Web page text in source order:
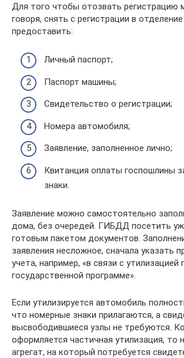
Для того чтобы отозвать регистрацию
говоря, снять с регистрации в
предоставить:
Личный паспорт;
Паспорт машины;
Свидетельство о регистрации;
Номера автомобиля;
Заявление, заполненное лично;
Квитанция оплаты госпошлины
знаки.
Заявление можно самостоятельно
дома, без очередей. ГИБДД посетить
готовым пакетом документов.
заявления несложное, сначала указать
учета, например, «в связи с утилизацией
государственной программе».
Если утилизируется автомобиль
что номерные знаки прилагаются, а
высвободившиеся узлы не требуются.
оформляется частичная утилизация, то
агрегат, на который потребуется